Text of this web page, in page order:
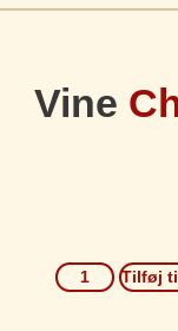
Vine
Tilføj